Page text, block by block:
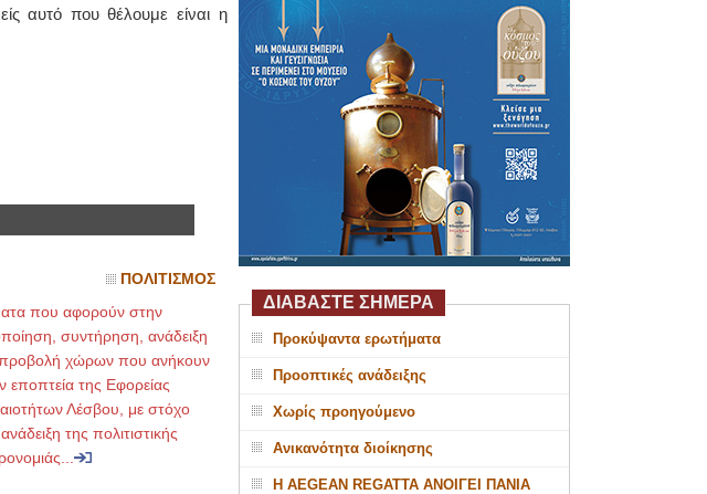
αυτό που θέλουμε είναι η
ΠΟΛΙΤΙΣΜΟΣ
που αφορούν στην
συντήρηση, ανάδειξη
προβολή χώρων που ανήκουν
εποπτεία της Εφορείας
Λέσβου, με στόχο
της πολιτιστικής
ΔΙΑΒΑΣΤΕ ΣΗΜΕΡΑ
Προκύψαντα ερωτήματα
Προοπτικές ανάδειξης
Χωρίς προηγούμενο
Ανικανότητα διοίκησης
Η AEGEAN REGATTA ΑΝΟΙΓΕΙ ΠΑΝΙΑ